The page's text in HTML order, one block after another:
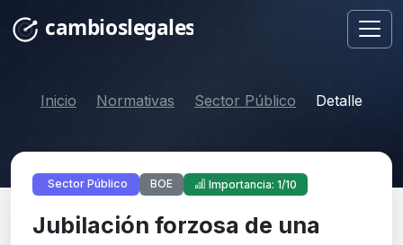
Inicio Normativas Sector Público Detalle
Sector Público BOE Importancia: 1/10
Jubilación forzosa de una